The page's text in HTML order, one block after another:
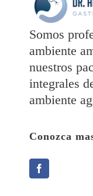
Somos
ambiente
nuestros
integrales
ambiente
Conozca